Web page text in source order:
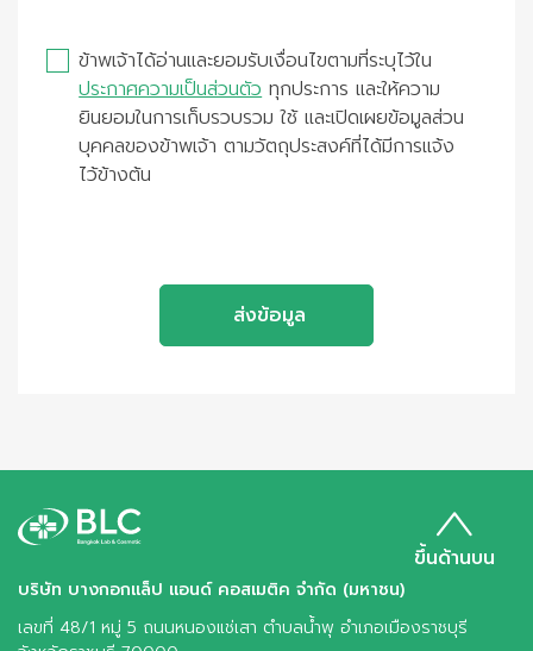
ข้าพเจ้าได้อ่านและยอมรับเงื่อนไขตามที่ระบุไว้ใน
ประกาศความเป็นส่วนตัวทุกประการ และให้ความ
ยินยอมในการเก็บรวบรวม ใช้ และเปิดเผยข้อมูลส่วน
บุคคลของข้าพเจ้า ตามวัตถุประสงค์ที่ได้มีการแจ้ง
ไว้ข้างต้น
ส่งข้อมูล
บริษัท บางกอกแล็ป แอนด์ คอสเมติค จำกัด (มหาชน)
เลขที่ 48/1 หมู่ 5 ถนนหนองแช่เสา ตำบลน้ำพุ อำเภอเมืองราชบุรี
ขึ้นด้านบน